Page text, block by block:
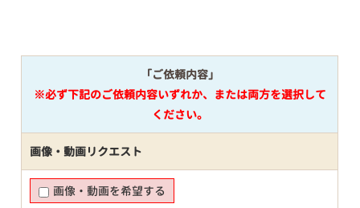
「ご依頼内容」
※必ず下記のご依頼内容いずれか、または両方を選択して
ください。
画像・動画リクエスト
画像・動画を希望する